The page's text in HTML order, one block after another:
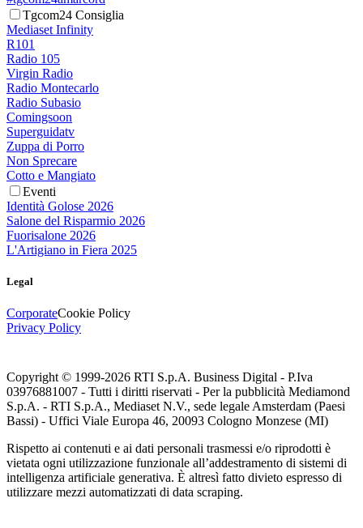
Tgcom24 Consiglia
Mediaset Infinity
R101
Radio 105
Virgin Radio
Radio Montecarlo
Radio Subasio
Comingsoon
Superguidatv
Zuppa di Porro
Non Sprecare
Cotto e Mangiato
Eventi
Identità Golose 2026
Salone del Risparmio 2026
Fuorisalone 2026
L'Artigiano in Fiera 2025
Legal
CorporateCookie Policy
Privacy Policy
Copyright © 1999-2026 RTI S.p.A. Business Digital - P.Iva
03976881007 - Tutti i diritti riservati - Per la pubblicità Mediamond
S.p.A. - RTI S.p.A., Mediaset N.V., sede legale Amsterdam (Paesi
Bassi) - Uffici Viale Europa 46, 20093 Cologno Monzese (MI)
Rispetto ai contenuti e ai dati personali trasmessi e/o riprodotti è
vietata ogni utilizzazione funzionale all’addestramento di sistemi di
intelligenza artificiale generativa. È altresì fatto divieto espresso di
utilizzare mezzi automatizzati di data scraping.